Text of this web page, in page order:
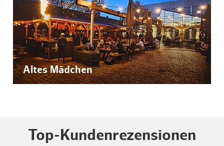
Altes Mädchen
Top-Kundenrezensionen